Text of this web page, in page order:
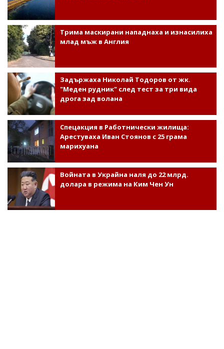
Трима маскирани нападнаха и изнасилиха
млад мъж в Англия
Задържаха Николай Тодоров от жк.
"Меден рудник" след тест за три вида
дрога зад волана
Спецакция в Работнически жилища:
Арестуваха Иван Стоянов с 25 грама
марихуана
Войната в Украйна наля до 22 млрд.
долара в режима на Ким Чен Ун